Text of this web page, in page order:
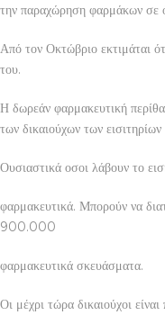
την παραχώρηση φαρμάκων σε
Από τον Οκτώβριο εκτιμάται
του.
Η δωρεάν φαρμακευτική
των δικαιούχων των εισιτηρίων
Ουσιαστικά οσοι λάβουν το
φαρμακευτικά. Μπορούν να
900.000
φαρμακευτικά σκευάσματα.
Οι μέχρι τώρα δικαιούχοι